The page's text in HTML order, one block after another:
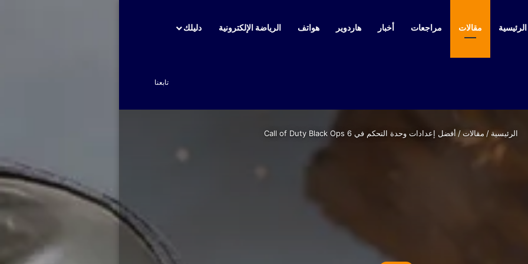
مقالات مراجعات أخبار هاردوير هواتف الرياضة الإلكترونية دليلك
تابعنا
الرئيسية / مقالات/ أفضل إعدادات وحدة التحكم في Call of Duty Black Ops 6